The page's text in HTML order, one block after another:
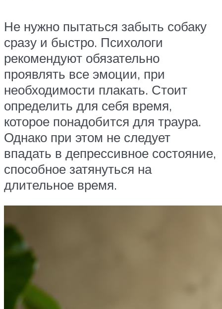
Не нужно пытаться забыть собаку
сразу и быстро. Психологи
рекомендуют обязательно
проявлять все эмоции, при
необходимости плакать. Стоит
определить для себя время,
которое понадобится для траура.
Однако при этом не следует
впадать в депрессивное состояние,
способное затянуться на
длительное время.